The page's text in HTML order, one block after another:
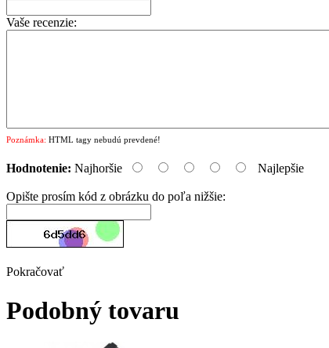
Vaše recenzie:
Poznámka: HTML tagy nebudú prevdené!
Hodnotenie: Najhoršie Najlepšie
Opište prosím kód z obrázku do poľa nižšie:
Pokračovať
Podobný tovaru